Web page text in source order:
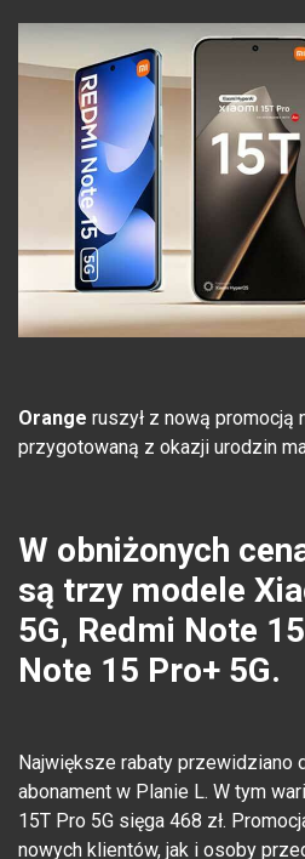
Orange ruszył z nową promocją
przygotowaną z okazji urodzin
W obniżonych
są trzy modele
5G, Redmi Note
Note 15 Pro+ 5G.
Największe rabaty przewidziano
abonament w Planie L. W tym
15T Pro 5G sięga 468 zł.
nowych klientów, jak i osoby